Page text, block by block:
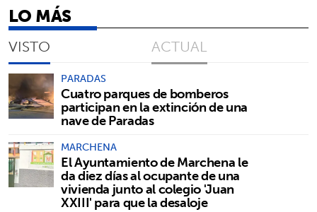
LO MÁS
VISTO ACTUAL
PARADAS
Cuatro parques de bomberos
participan en la extinción de una
nave de Paradas
MARCHENA
El Ayuntamiento de Marchena le
da diez días al ocupante de una
vivienda junto al colegio 'Juan
XXIII' para que la desaloje